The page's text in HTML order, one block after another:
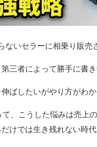
いセラーに相乗り販売
三者によって勝手に書
ばしたいがやり方がわか
、こうした悩みは売上
けでは生き残れない時代